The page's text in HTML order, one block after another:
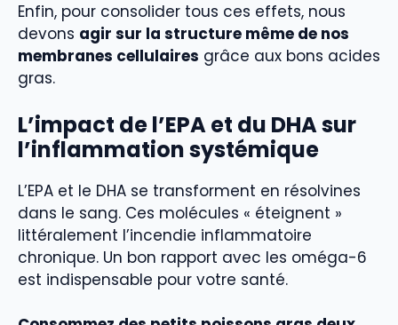
Enfin, pour consolider tous ces effets, nous
devons agir sur la structure même de nos
membranes cellulaires grâce aux bons acides
gras.
L’impact de l’EPA et du DHA sur
l’inflammation systémique
L’EPA et le DHA se transforment en résolvines
dans le sang. Ces molécules « éteignent »
littéralement l’incendie inflammatoire
chronique. Un bon rapport avec les oméga-6
est indispensable pour votre santé.